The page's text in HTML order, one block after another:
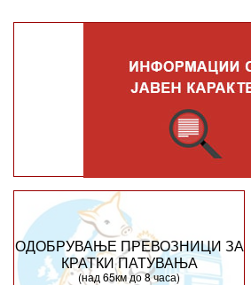
ОДОБРУВАЊЕ ПРЕВОЗНИЦИ ЗА
КРАТКИ ПАТУВАЊА
(над 65км до 8 часа)